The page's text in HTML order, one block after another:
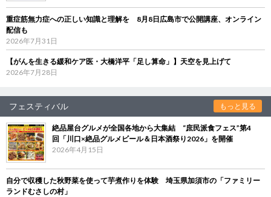
重症筋無力症への正しい知識と理解を 8月8日広島市で公開講座、オンライン
配信も
2026年7月31日
【がんを生きる緩和ケア医・大橋洋平「足し算命」】天空を見上げて
2026年7月28日
フェスティバル もっと見る
絶品屋台グルメが全国各地から大集結 “庶民派食フェス”第4
回「川口×絶品グルメビール＆日本酒祭り2026」を開催
2026年4月15日
自分で収穫した秋野菜を使って芋煮作りを体験 埼玉県加須市の「ファミリー
ランドむさしの村」